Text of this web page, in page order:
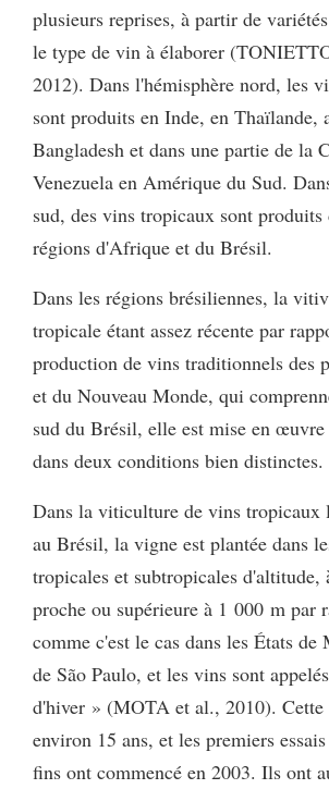
plusieurs reprises, à partir de
le type de vin à élaborer
2012). Dans l'hémisphère nord, les
sont produits en Inde, en Thaïlande,
Bangladesh et dans une partie de la
Venezuela en Amérique du Sud.
sud, des vins tropicaux sont produits
régions d'Afrique et du Brésil.
Dans les régions brésiliennes, la
tropicale étant assez récente par
production de vins traditionnels des
et du Nouveau Monde, qui
sud du Brésil, elle est mise en œuvre
dans deux conditions bien distinctes.
Dans la viticulture de vins tropicaux
au Brésil, la vigne est plantée dans
tropicales et subtropicales d'altitude,
proche ou supérieure à 1 000 m par
comme c'est le cas dans les États de
de São Paulo, et les vins sont
d'hiver » (MOTA et al., 2010).
environ 15 ans, et les premiers
fins ont commencé en 2003. Ils ont